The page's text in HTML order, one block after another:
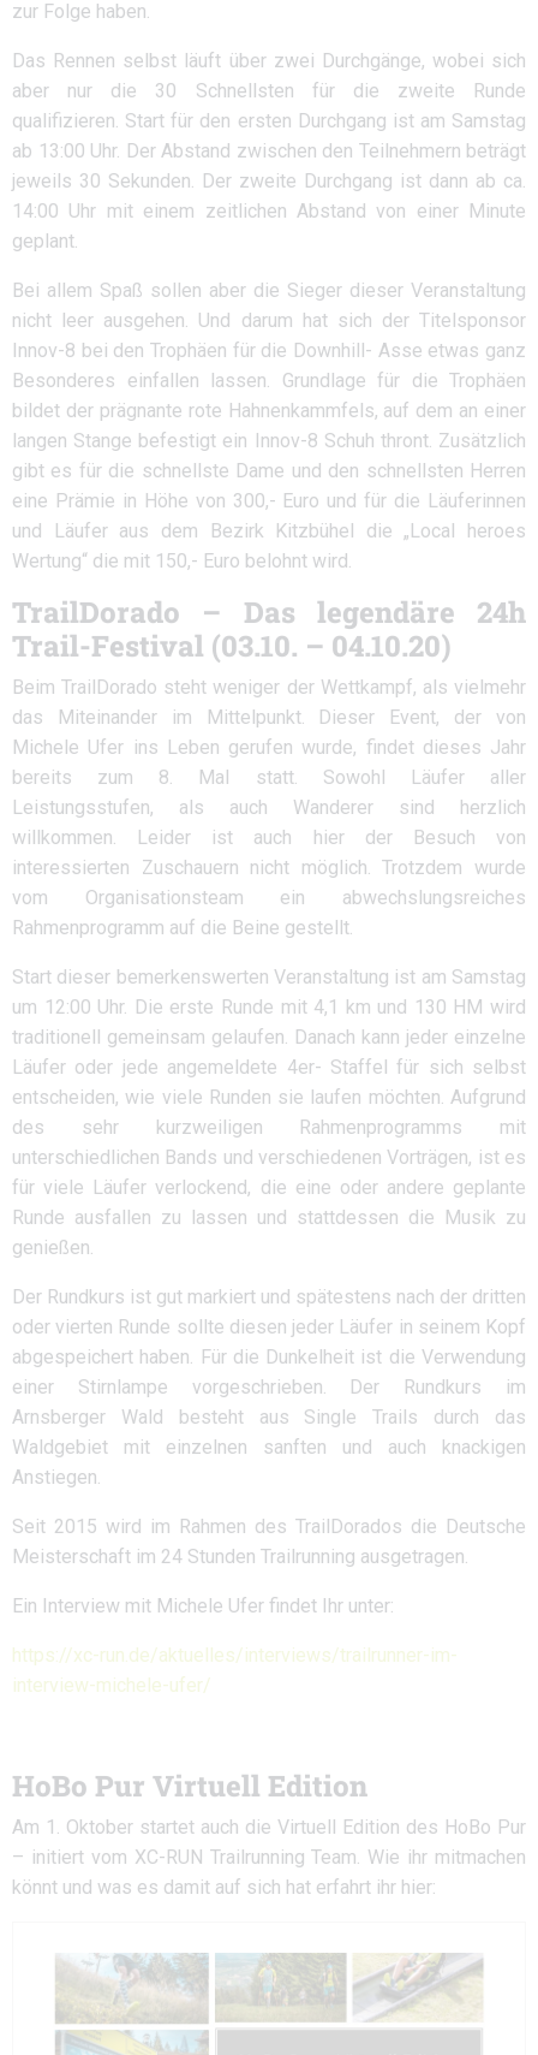
zur Folge haben.
Das Rennen selbst läuft über zwei Durchgänge, wobei sich
aber nur die 30 Schnellsten für die zweite Runde
qualifizieren. Start für den ersten Durchgang ist am Samstag
ab 13:00 Uhr. Der Abstand zwischen den Teilnehmern beträgt
jeweils 30 Sekunden. Der zweite Durchgang ist dann ab ca.
14:00 Uhr mit einem zeitlichen Abstand von einer Minute
geplant.
Bei allem Spaß sollen aber die Sieger dieser Veranstaltung
nicht leer ausgehen. Und darum hat sich der Titelsponsor
Innov-8 bei den Trophäen für die Downhill- Asse etwas ganz
Besonderes einfallen lassen. Grundlage für die Trophäen
bildet der prägnante rote Hahnenkammfels, auf dem an einer
langen Stange befestigt ein Innov-8 Schuh thront. Zusätzlich
gibt es für die schnellste Dame und den schnellsten Herren
eine Prämie in Höhe von 300,- Euro und für die Läuferinnen
und Läufer aus dem Bezirk Kitzbühel die „Local heroes
Wertung“ die mit 150,- Euro belohnt wird.
TrailDorado – Das legendäre 24h
Trail-Festival (03.10. – 04.10.20)
Beim TrailDorado steht weniger der Wettkampf, als vielmehr
das Miteinander im Mittelpunkt. Dieser Event, der von
Michele Ufer ins Leben gerufen wurde, findet dieses Jahr
bereits zum 8. Mal statt. Sowohl Läufer aller
Leistungsstufen, als auch Wanderer sind herzlich
willkommen. Leider ist auch hier der Besuch von
interessierten Zuschauern nicht möglich. Trotzdem wurde
vom Organisationsteam ein abwechslungsreiches
Rahmenprogramm auf die Beine gestellt.
Start dieser bemerkenswerten Veranstaltung ist am Samstag
um 12:00 Uhr. Die erste Runde mit 4,1 km und 130 HM wird
traditionell gemeinsam gelaufen. Danach kann jeder einzelne
Läufer oder jede angemeldete 4er- Staffel für sich selbst
entscheiden, wie viele Runden sie laufen möchten. Aufgrund
des sehr kurzweiligen Rahmenprogramms mit
unterschiedlichen Bands und verschiedenen Vorträgen, ist es
für viele Läufer verlockend, die eine oder andere geplante
Runde ausfallen zu lassen und stattdessen die Musik zu
genießen.
Der Rundkurs ist gut markiert und spätestens nach der dritten
oder vierten Runde sollte diesen jeder Läufer in seinem Kopf
abgespeichert haben. Für die Dunkelheit ist die Verwendung
einer Stirnlampe vorgeschrieben. Der Rundkurs im
Arnsberger Wald besteht aus Single Trails durch das
Waldgebiet mit einzelnen sanften und auch knackigen
Anstiegen.
Seit 2015 wird im Rahmen des TrailDorados die Deutsche
Meisterschaft im 24 Stunden Trailrunning ausgetragen.
Ein Interview mit Michele Ufer findet Ihr unter:
https://xc-run.de/aktuelles/interviews/trailrunner-im-
interview-michele-ufer/
HoBo Pur Virtuell Edition
Am 1. Oktober startet auch die Virtuell Edition des HoBo Pur
– initiert vom XC-RUN Trailrunning Team. Wie ihr mitmachen
könnt und was es damit auf sich hat erfahrt ihr hier: